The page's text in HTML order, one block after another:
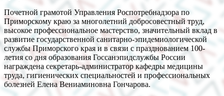
Почетной грамотой Управления Роспотребнадзора по
Приморскому краю за многолетний добросовестный труд,
высокое профессиональное мастерство, значительный вклад в
развитие государственной санитарно-эпидемиологической
службы Приморского края и в связи с празднованием 100-
летия со дня образования Госсанэпидслужбы России
награждена секретарь-администратор кафедры медицины
труда, гигиенических специальностей и профессиональных
болезней Елена Вениаминовна Гончарова.